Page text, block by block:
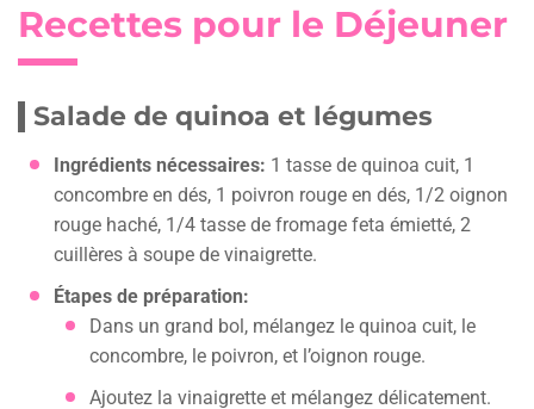
Recettes pour le Déjeuner
Salade de quinoa et légumes
Ingrédients nécessaires: 1 tasse de quinoa cuit, 1
concombre en dés, 1 poivron rouge en dés, 1/2 oignon
rouge haché, 1/4 tasse de fromage feta émietté, 2
cuillères à soupe de vinaigrette.
Étapes de préparation:
Dans un grand bol, mélangez le quinoa cuit, le
concombre, le poivron, et l’oignon rouge.
Ajoutez la vinaigrette et mélangez délicatement.